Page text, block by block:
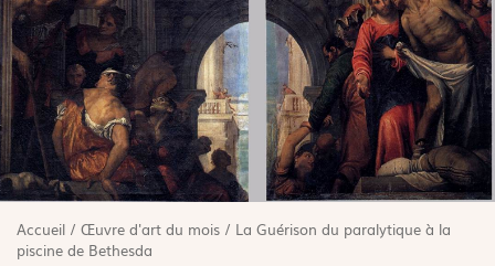
Accueil / Œuvre d'art du mois / La Guérison du paralytique à la
piscine de Bethesda